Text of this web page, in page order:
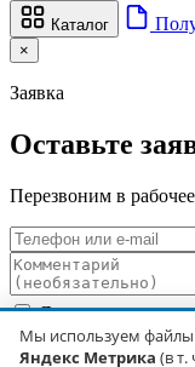
Мы используем файлы
Яндекс Метрика (в т.
Каталог
×
Заявка
Оставьте
Перезвоним в
Я даю согласие
соответствии с
Отправить